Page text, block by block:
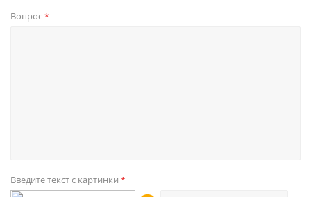
Вопрос*
Введите текст с картинки *